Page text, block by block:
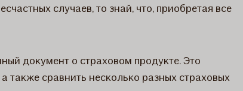
случаев, то знай, что, приобретая все
документ о страховом продукте. Это
также сравнить несколько разных страховых